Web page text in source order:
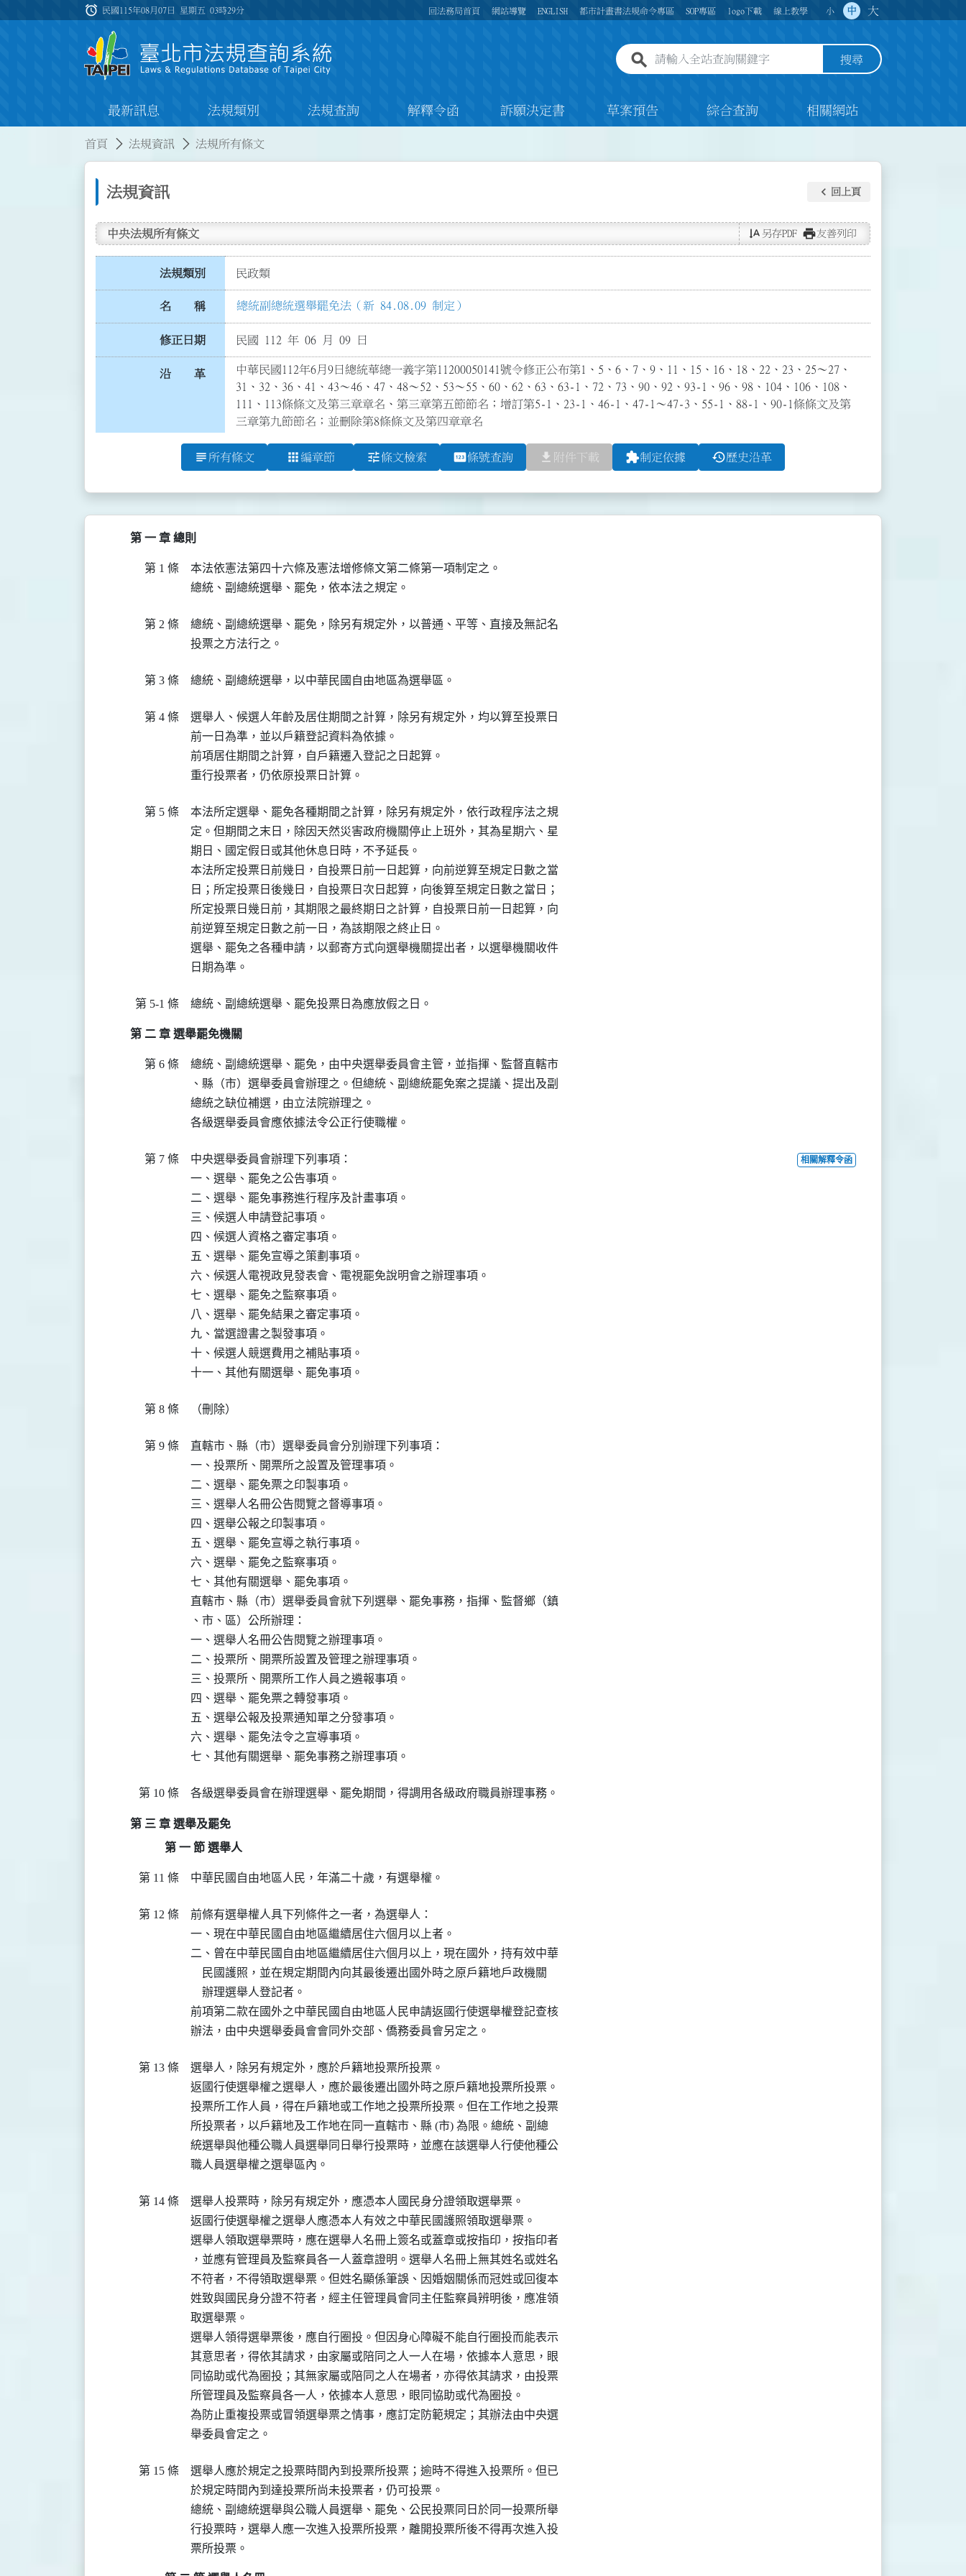
:::
alarm 民國115年08月07日 星期五03時29分 回法務局首頁 網站導覽 ENGLISH 都市計畫書法規命令專區 SOP專區 logo下載 線上教學 小 中 大
全站查詢關鍵字欄位 搜尋
最新訊息 法規類別 法規查詢 解釋令函 訴願決定書 草案預告 綜合查詢 相關網站
首頁 法規資訊 法規所有條文
法規資訊 keyboard_arrow_left 回上頁
中央法規所有條文 text_rotate_vertical 另存PDF print友善列印
法規類別 民政類
名 稱 總統副總統選舉罷免法（新 84.08.09 制定）
修正日期 民國 112 年 06 月 09 日
沿 革
中華民國112年6月9日總統華總一義字第11200050141號令修正公布第1、5、6、7、9、11、15、16、18、22、23、25～27、
31、32、36、41、43～46、47、48～52、53～55、60、62、63、63-1、72、73、90、92、93-1、96、98、104、106、108、
111、113條條文及第三章章名、第三章第五節節名；增訂第5-1、23-1、46-1、47-1～47-3、55-1、88-1、90-1條條文及第
三章第九節節名；並刪除第8條條文及第四章章名
subject 所有條文 apps 編章節 tune條文檢索 pin條號查詢 file_download 附件下載 extension制定依據 history歷史沿革
第 一 章 總則
第 1 條
本法依憲法第四十六條及憲法增修條文第二條第一項制定之。
總統、副總統選舉、罷免，依本法之規定。
第 2 條
總統、副總統選舉、罷免，除另有規定外，以普通、平等、直接及無記名
投票之方法行之。
第 3 條 總統、副總統選舉，以中華民國自由地區為選舉區。
第 4 條
選舉人、候選人年齡及居住期間之計算，除另有規定外，均以算至投票日
前一日為準，並以戶籍登記資料為依據。
前項居住期間之計算，自戶籍遷入登記之日起算。
重行投票者，仍依原投票日計算。
第 5 條
本法所定選舉、罷免各種期間之計算，除另有規定外，依行政程序法之規
定。但期間之末日，除因天然災害政府機關停止上班外，其為星期六、星
期日、國定假日或其他休息日時，不予延長。
本法所定投票日前幾日，自投票日前一日起算，向前逆算至規定日數之當
日；所定投票日後幾日，自投票日次日起算，向後算至規定日數之當日；
所定投票日幾日前，其期限之最終期日之計算，自投票日前一日起算，向
前逆算至規定日數之前一日，為該期限之終止日。
選舉、罷免之各種申請，以郵寄方式向選舉機關提出者，以選舉機關收件
日期為準。
第 5-1 條 總統、副總統選舉、罷免投票日為應放假之日。
第 二 章 選舉罷免機關
第 6 條
總統、副總統選舉、罷免，由中央選舉委員會主管，並指揮、監督直轄市
、縣（市）選舉委員會辦理之。但總統、副總統罷免案之提議、提出及副
總統之缺位補選，由立法院辦理之。
各級選舉委員會應依據法令公正行使職權。
第 7 條
中央選舉委員會辦理下列事項：
一、選舉、罷免之公告事項。
二、選舉、罷免事務進行程序及計畫事項。
三、候選人申請登記事項。
四、候選人資格之審定事項。
五、選舉、罷免宣導之策劃事項。
六、候選人電視政見發表會、電視罷免說明會之辦理事項。
七、選舉、罷免之監察事項。
八、選舉、罷免結果之審定事項。
九、當選證書之製發事項。
十、候選人競選費用之補貼事項。
十一、其他有關選舉、罷免事項。
相關解釋令函
第 8 條 （刪除）
第 9 條
直轄市、縣（市）選舉委員會分別辦理下列事項：
一、投票所、開票所之設置及管理事項。
二、選舉、罷免票之印製事項。
三、選舉人名冊公告閱覽之督導事項。
四、選舉公報之印製事項。
五、選舉、罷免宣導之執行事項。
六、選舉、罷免之監察事項。
七、其他有關選舉、罷免事項。
直轄市、縣（市）選舉委員會就下列選舉、罷免事務，指揮、監督鄉（鎮
、市、區）公所辦理：
一、選舉人名冊公告閱覽之辦理事項。
二、投票所、開票所設置及管理之辦理事項。
三、投票所、開票所工作人員之遴報事項。
四、選舉、罷免票之轉發事項。
五、選舉公報及投票通知單之分發事項。
六、選舉、罷免法令之宣導事項。
七、其他有關選舉、罷免事務之辦理事項。
第 10 條 各級選舉委員會在辦理選舉、罷免期間，得調用各級政府職員辦理事務。
第 三 章 選舉及罷免
第 一 節 選舉人
第 11 條 中華民國自由地區人民，年滿二十歲，有選舉權。
第 12 條
前條有選舉權人具下列條件之一者，為選舉人：
一、現在中華民國自由地區繼續居住六個月以上者。
二、曾在中華民國自由地區繼續居住六個月以上，現在國外，持有效中華
    民國護照，並在規定期間內向其最後遷出國外時之原戶籍地戶政機關
    辦理選舉人登記者。
前項第二款在國外之中華民國自由地區人民申請返國行使選舉權登記查核
辦法，由中央選舉委員會會同外交部、僑務委員會另定之。
第 13 條
選舉人，除另有規定外，應於戶籍地投票所投票。
返國行使選舉權之選舉人，應於最後遷出國外時之原戶籍地投票所投票。
投票所工作人員，得在戶籍地或工作地之投票所投票。但在工作地之投票
所投票者，以戶籍地及工作地在同一直轄市、縣 (市) 為限。總統、副總
統選舉與他種公職人員選舉同日舉行投票時，並應在該選舉人行使他種公
職人員選舉權之選舉區內。
第 14 條
選舉人投票時，除另有規定外，應憑本人國民身分證領取選舉票。
返國行使選舉權之選舉人應憑本人有效之中華民國護照領取選舉票。
選舉人領取選舉票時，應在選舉人名冊上簽名或蓋章或按指印，按指印者
，並應有管理員及監察員各一人蓋章證明。選舉人名冊上無其姓名或姓名
不符者，不得領取選舉票。但姓名顯係筆誤、因婚姻關係而冠姓或回復本
姓致與國民身分證不符者，經主任管理員會同主任監察員辨明後，應准領
取選舉票。
選舉人領得選舉票後，應自行圈投。但因身心障礙不能自行圈投而能表示
其意思者，得依其請求，由家屬或陪同之人一人在場，依據本人意思，眼
同協助或代為圈投；其無家屬或陪同之人在場者，亦得依其請求，由投票
所管理員及監察員各一人，依據本人意思，眼同協助或代為圈投。
為防止重複投票或冒領選舉票之情事，應訂定防範規定；其辦法由中央選
舉委員會定之。
第 15 條
選舉人應於規定之投票時間內到投票所投票；逾時不得進入投票所。但已
於規定時間內到達投票所尚未投票者，仍可投票。
總統、副總統選舉與公職人員選舉、罷免、公民投票同日於同一投票所舉
行投票時，選舉人應一次進入投票所投票，離開投票所後不得再次進入投
票所投票。